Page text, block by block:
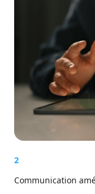
2
Communication